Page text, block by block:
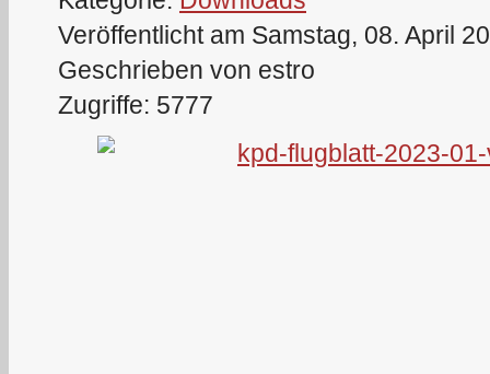
Veröffentlicht am Samstag, 08. April
Geschrieben von estro
Zugriffe: 5777